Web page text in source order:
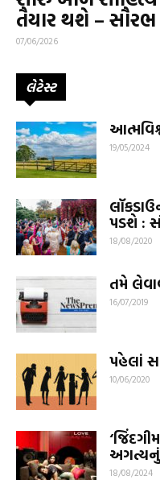
તૈયાર થશે –
07/06/2026
લેટેસ્ટ
19/05/2024
પડશે :
18/08/2020
તમે
16/07/2019
પહેલાં
10/06/2020
18/08/2024